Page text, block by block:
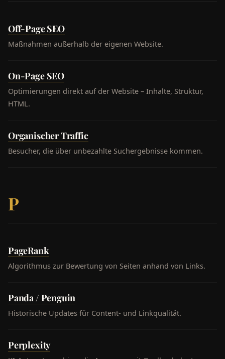
Off-Page SEO
Maßnahmen außerhalb der eigenen Website.
On-Page SEO
Optimierungen direkt auf der Website – Inhalte, Struktur,
HTML.
Organischer Traffic
Besucher, die über unbezahlte Suchergebnisse kommen.
P
PageRank
Algorithmus zur Bewertung von Seiten anhand von Links.
Panda / Penguin
Historische Updates für Content- und Linkqualität.
Perplexity